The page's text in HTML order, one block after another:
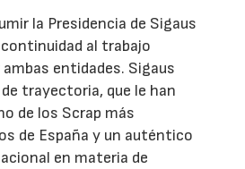
la Presidencia de Sigaus
al trabajo
entidades. Sigaus
trayectoria, que le han
de los Scrap más
de España y un auténtico
en materia de